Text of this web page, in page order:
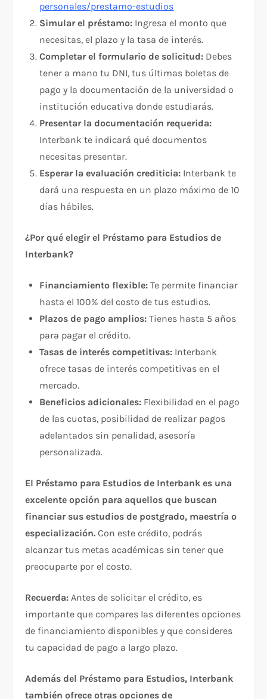
personales/prestamo-estudios
Simular el préstamo: Ingresa el monto que
necesitas, el plazo y la tasa de interés.
Completar el formulario de solicitud: Debes
tener a mano tu DNI, tus últimas boletas de
pago y la documentación de la universidad o
institución educativa donde estudiarás.
Presentar la documentación requerida:
Interbank te indicará qué documentos
necesitas presentar.
Esperar la evaluación crediticia: Interbank te
dará una respuesta en un plazo máximo de 10
días hábiles.
¿Por qué elegir el Préstamo para Estudios de
Interbank?
Financiamiento flexible: Te permite financiar
hasta el 100% del costo de tus estudios.
Plazos de pago amplios: Tienes hasta 5 años
para pagar el crédito.
Tasas de interés competitivas: Interbank
ofrece tasas de interés competitivas en el
mercado.
Beneficios adicionales: Flexibilidad en el pago
de las cuotas, posibilidad de realizar pagos
adelantados sin penalidad, asesoría
personalizada.
El Préstamo para Estudios de Interbank es una
excelente opción para aquellos que buscan
financiar sus estudios de postgrado, maestría o
especialización. Con este crédito, podrás
alcanzar tus metas académicas sin tener que
preocuparte por el costo.
Recuerda: Antes de solicitar el crédito, es
importante que compares las diferentes opciones
de financiamiento disponibles y que consideres
tu capacidad de pago a largo plazo.
Además del Préstamo para Estudios, Interbank
también ofrece otras opciones de